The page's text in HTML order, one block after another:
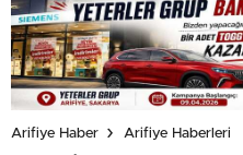
Arifiye Haber Arifiye Haberleri